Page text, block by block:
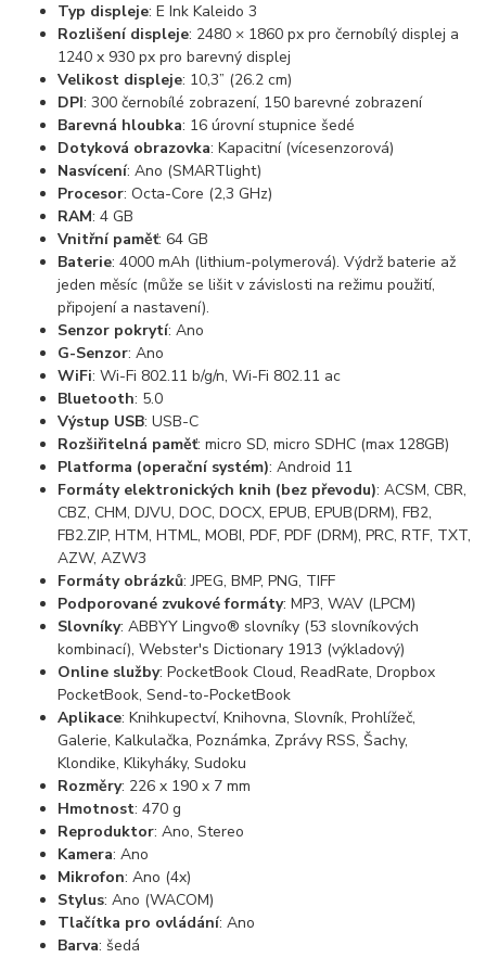
Typ displeje: E Ink Kaleido 3
Rozlišení displeje: 2480 × 1860 px pro černobílý displej a
1240 x 930 px pro barevný displej
Velikost displeje: 10,3” (26.2 cm)
DPI: 300 černobílé zobrazení, 150 barevné zobrazení
Barevná hloubka: 16 úrovní stupnice šedé
Dotyková obrazovka: Kapacitní (vícesenzorová)
Nasvícení: Ano (SMARTlight)
Procesor: Octa-Core (2,3 GHz)
RAM: 4 GB
Vnitřní paměť: 64 GB
Baterie: 4000 mAh (lithium-polymerová). Výdrž baterie až
jeden měsíc (může se lišit v závislosti na režimu použití,
připojení a nastavení).
Senzor pokrytí: Ano
G-Senzor: Ano
WiFi: Wi-Fi 802.11 b/g/n, Wi-Fi 802.11 ac
Bluetooth: 5.0
Výstup USB: USB-C
Rozšiřitelná paměť: micro SD, micro SDHC (max 128GB)
Platforma (operační systém): Android 11
Formáty elektronických knih (bez převodu): ACSM, CBR,
CBZ, CHM, DJVU, DOC, DOCX, EPUB, EPUB(DRM), FB2,
FB2.ZIP, HTM, HTML, MOBI, PDF, PDF (DRM), PRC, RTF, TXT,
AZW, AZW3
Formáty obrázků: JPEG, BMP, PNG, TIFF
Podporované zvukové formáty: MP3, WAV (LPCM)
Slovníky: ABBYY Lingvo® slovníky (53 slovníkových
kombinací), Webster's Dictionary 1913 (výkladový)
Online služby: PocketBook Cloud, ReadRate, Dropbox
PocketBook, Send-to-PocketBook
Aplikace: Knihkupectví, Knihovna, Slovník, Prohlížeč,
Galerie, Kalkulačka, Poznámka, Zprávy RSS, Šachy,
Klondike, Klikyháky, Sudoku
Rozměry: 226 x 190 x 7 mm
Hmotnost: 470 g
Reproduktor: Ano, Stereo
Kamera: Ano
Mikrofon: Ano (4x)
Stylus: Ano (WACOM)
Tlačítka pro ovládání: Ano
Barva: šedá